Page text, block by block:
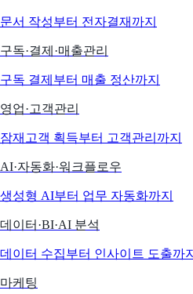
문서 작성부터 전자결재까지
구독·결제·매출관리
구독 결제부터 매출 정산까지
영업·고객관리
잠재고객 획득부터 고객관리까지
AI·자동화·워크플로우
생성형 AI부터 업무 자동화까지
데이터·BI·AI 분석
데이터 수집부터 인사이트 도출까지
마케팅